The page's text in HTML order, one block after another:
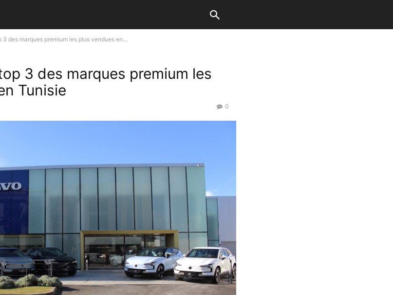
3 des marques premium les plus vendues en...
3 des marques premium les
Tunisie
0